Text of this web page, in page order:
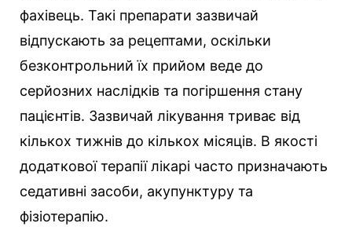
фахівець. Такі препарати зазвичай
відпускають за рецептами, оскільки
безконтрольний їх прийом веде до
серйозних наслідків та погіршення стану
пацієнтів. Зазвичай лікування триває від
кількох тижнів до кількох місяців. В якості
додаткової терапії лікарі часто призначають
седативні засоби, акупунктуру та
фізіотерапію.